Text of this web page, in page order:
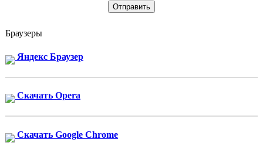
Браузеры
Яндекс Браузер
Скачать Opera
Скачать Google Chrome